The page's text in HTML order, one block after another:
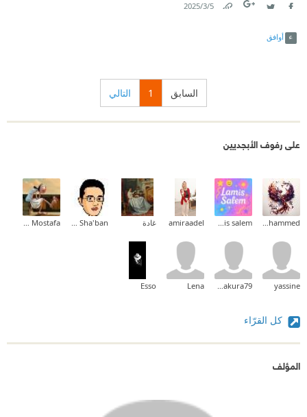
5‏/3‏/2025
أوافق
السابق 1 التالي
على رفوف الأبجديين
Taha Mohammed
lamis salem
amiraadel غادة Mahmoud Sha'ban
Mona Mostafa
yassine
malak_sakura79
Lena
Esso
كل القرّاء
المؤلف